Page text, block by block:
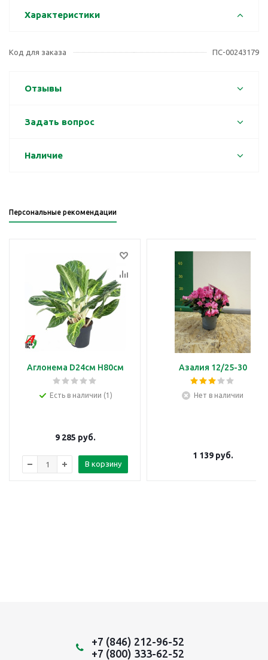
Характеристики
Код для заказа ПС-00243179
Отзывы
Задать вопрос
Наличие
Персональные рекомендации
Аглонема D24см H80см
Есть в наличии (1)
9 285 руб.
В корзину
Азалия 12/25-30
Нет в наличии
1 139руб.
+7 (846) 212-96-52
+7 (800) 333-62-52